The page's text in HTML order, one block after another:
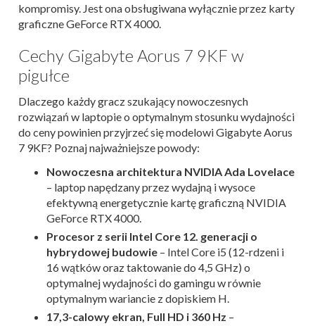
kompromisy. Jest ona obsługiwana wyłącznie przez karty
graficzne GeForce RTX 4000.
Cechy Gigabyte Aorus 7 9KF w
pigułce
Dlaczego każdy gracz szukający nowoczesnych
rozwiązań w laptopie o optymalnym stosunku wydajności
do ceny powinien przyjrzeć się modelowi Gigabyte Aorus
7 9KF? Poznaj najważniejsze powody:
Nowoczesna architektura NVIDIA Ada Lovelace
– laptop napędzany przez wydajną i wysoce
efektywną energetycznie kartę graficzną NVIDIA
GeForce RTX 4000.
Procesor z serii Intel Core 12. generacji o
hybrydowej budowie – Intel Core i5 (12-rdzeni i
16 wątków oraz taktowanie do 4,5 GHz) o
optymalnej wydajności do gamingu w równie
optymalnym wariancie z dopiskiem H.
17,3-calowy ekran, Full HD i 360 Hz –